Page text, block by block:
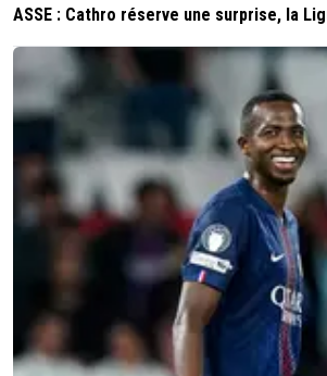
ASSE : Cathro réserve une surprise, la